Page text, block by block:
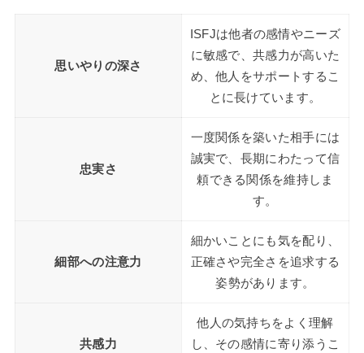
思いやりの深さ
ISFJは他者の感情やニーズ
に敏感で、共感力が高いた
め、他人をサポートするこ
とに長けています。
忠実さ
一度関係を築いた相手には
誠実で、長期にわたって信
頼できる関係を維持しま
す。
細部への注意力
細かいことにも気を配り、
正確さや完全さを追求する
姿勢があります。
共感力
他人の気持ちをよく理解
し、その感情に寄り添うこ